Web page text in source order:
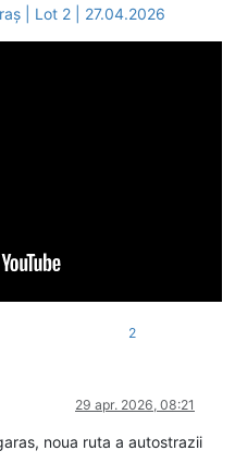
| Lot 2 | 27.04.2026
2
29 apr. 2026, 08:21
noua ruta a autostrazii